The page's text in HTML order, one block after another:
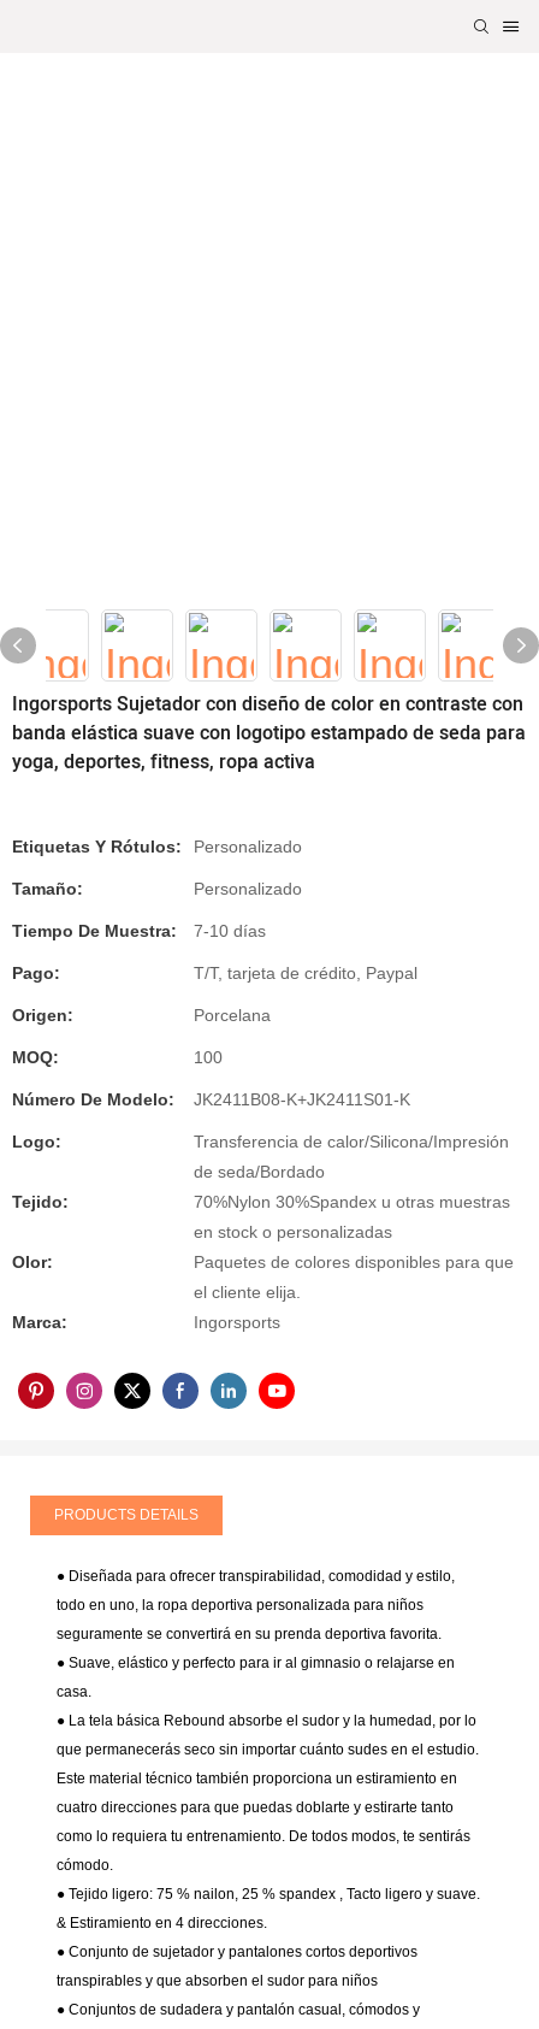
Ingorsports Sujetador con diseño de color en contraste con
banda elástica suave con logotipo estampado de seda para
yoga, deportes, fitness, ropa activa
Etiquetas Y Rótulos: Personalizado
Tamaño: Personalizado
Tiempo De Muestra: 7-10 días
Pago: T/T, tarjeta de crédito, Paypal
Origen: Porcelana
MOQ: 100
Número De Modelo: JK2411B08-K+JK2411S01-K
Logo:
Transferencia de calor/Silicona/Impresión
de seda/Bordado
Tejido:
70%Nylon 30%Spandex u otras muestras
en stock o personalizadas
Olor:
Paquetes de colores disponibles para que
el cliente elija.
Marca:
Ingorsports
PRODUCTS DETAILS
● Diseñada para ofrecer transpirabilidad, comodidad y estilo,
todo en uno, la ropa deportiva personalizada para niños
seguramente se convertirá en su prenda deportiva favorita.
● Suave, elástico y perfecto para ir al gimnasio o relajarse en
casa.
● La tela básica Rebound absorbe el sudor y la humedad, por lo
que permanecerás seco sin importar cuánto sudes en el estudio.
Este material técnico también proporciona un estiramiento en
cuatro direcciones para que puedas doblarte y estirarte tanto
como lo requiera tu entrenamiento. De todos modos, te sentirás
cómodo.
● Tejido ligero: 75 % nailon, 25 % spandex , Tacto ligero y suave.
& Estiramiento en 4 direcciones.
●Conjunto de sujetador y pantalones cortos deportivos
transpirables y que absorben el sudor para niños
● Conjuntos de sudadera y pantalón casual, cómodos y